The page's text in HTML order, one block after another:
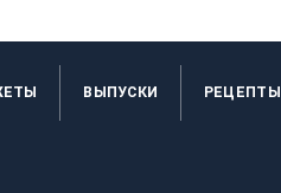
ВЫПУСКИ РЕЦЕПТЫ